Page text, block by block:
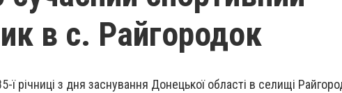
в с. Райгородок
ї річниці з дня заснування Донецької області в селищі